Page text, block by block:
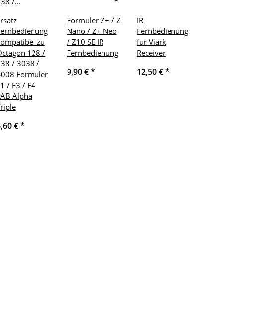
zu
128 /
/ 3038 /
Formuler
/ F3 / F4
Alpha
€*
Formuler Z+ / Z
Nano / Z+ Neo
/ Z10 SE IR
Fernbedienung
9,90 €*
IR
Fernbedienung
für Viark
Receiver
12,50 €*